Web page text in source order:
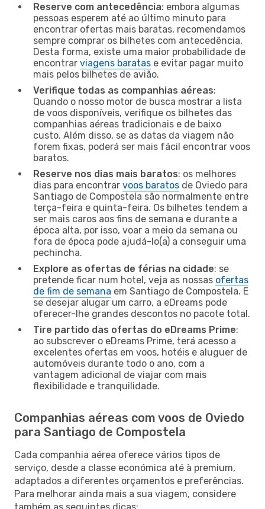
Reserve com antecedência: embora algumas
pessoas esperem até ao último minuto para
encontrar ofertas mais baratas, recomendamos
sempre comprar os bilhetes com antecedência.
Desta forma, existe uma maior probabilidade de
encontrar viagens baratas e evitar pagar muito
mais pelos bilhetes de avião.
Verifique todas as companhias aéreas:
Quando o nosso motor de busca mostrar a lista
de voos disponíveis, verifique os bilhetes das
companhias aéreas tradicionais e de baixo
custo. Além disso, se as datas da viagem não
forem fixas, poderá ser mais fácil encontrar voos
baratos.
Reserve nos dias mais baratos: os melhores
dias para encontrar voos baratos de Oviedo para
Santiago de Compostela são normalmente entre
terça-feira e quinta-feira. Os bilhetes tendem a
ser mais caros aos fins de semana e durante a
época alta, por isso, voar a meio da semana ou
fora de época pode ajudá-lo(a) a conseguir uma
pechincha.
Explore as ofertas de férias na cidade: se
pretende ficar num hotel, veja as nossas ofertas
de fim de semana em Santiago de Compostela. E
se desejar alugar um carro, a eDreams pode
oferecer-lhe grandes descontos no pacote total.
Tire partido das ofertas do eDreams Prime:
ao subscrever o eDreams Prime, terá acesso a
excelentes ofertas em voos, hotéis e aluguer de
automóveis durante todo o ano, com a
vantagem adicional de viajar com mais
flexibilidade e tranquilidade.
Companhias aéreas com voos de Oviedo
para Santiago de Compostela
Cada companhia aérea oferece vários tipos de
serviço, desde a classe económica até à premium,
adaptados a diferentes orçamentos e preferências.
Para melhorar ainda mais a sua viagem, considere